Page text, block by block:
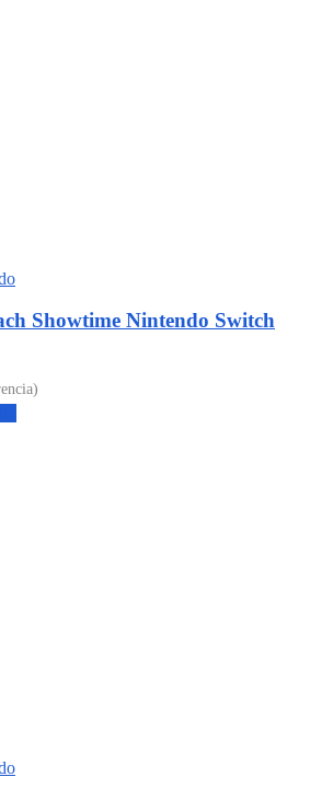
Showtime Nintendo Switch